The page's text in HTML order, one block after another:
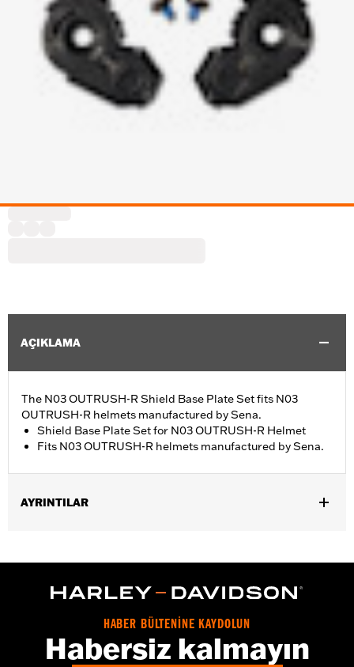
AÇIKLAMA
The N03 OUTRUSH-R Shield Base Plate Set fits N03
OUTRUSH-R helmets manufactured by Sena.
Shield Base Plate Set for N03 OUTRUSH-R Helmet
Fits N03 OUTRUSH-R helmets manufactured by Sena.
AYRINTILAR
HABER BÜLTENİNE KAYDOLUN
Habersiz kalmayın